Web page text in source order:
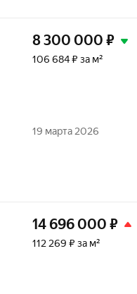
8 300 000 ₽
106 684 ₽ за м²
19 марта 2026
14 696 000 ₽
112 269 ₽ за м²